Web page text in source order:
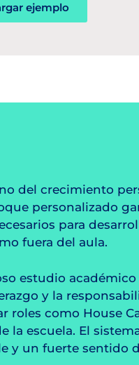
ejemplo
del crecimiento
personalizado
para
fuera del aula.
estudio
y la
como House
la escuela. El
y un fuerte sentido